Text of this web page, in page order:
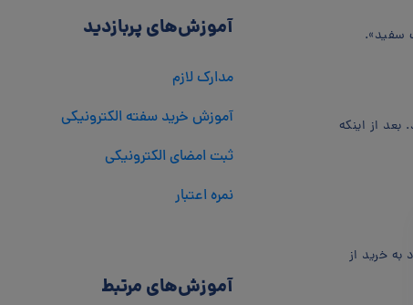
سفید».
بعد از اینکه
به خرید از
آموزش‌های پربازدید
مدارک لازم
آموزش خرید سفته الکترونیکی
ثبت امضای الکترونیکی
نمره اعتبار
آموزش‌های مرتبط